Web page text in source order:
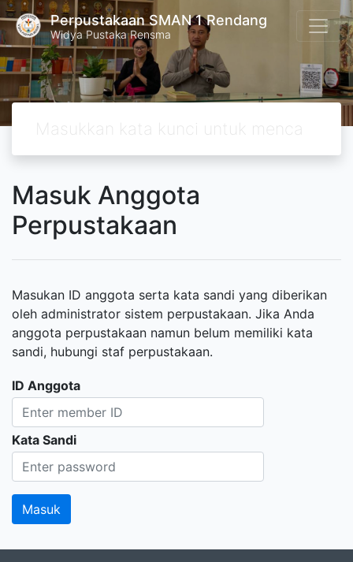
Perpustakaan SMAN 1 Rendang
Widya Pustaka Rensma
Masuk Anggota
Perpustakaan
Masukan ID anggota serta kata sandi yang diberikan
oleh administrator sistem perpustakaan. Jika Anda
anggota perpustakaan namun belum memiliki kata
sandi, hubungi staf perpustakaan.
ID Anggota
Kata Sandi